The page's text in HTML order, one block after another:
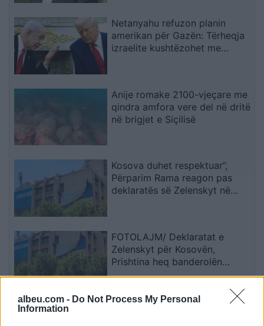
albeu.com - Do Not Process My Personal
Information
Netanyahu refuzon planin
amerikan për Gazën: Tërheqja
izraelite kushtëzohet me
Anije romake 2100-vjeçare me
qindra amfora vere del në dritë
në brigjet e Siçilisë
Kosova duhet respektuar”,
Përparim Rama reagon pas
deklaratës së Zelenskyt në
FOTOLAJM/ Deklaratat e
Zelenskyt për Kosovën,
Prishtina heq banderolën
gjigande me mbishkrimin ‘Free
Parlamenti Studentor i UEJL-së